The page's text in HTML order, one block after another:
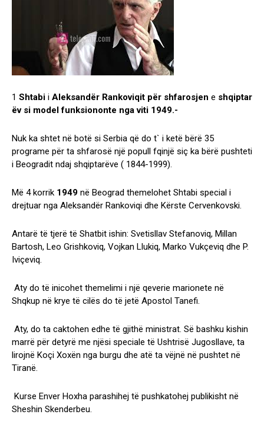
1 Shtabi i Aleksandër Rankoviqit për shfarosjen e shqiptar
ëv si model funksiononte nga viti 1949.-
Nuk ka shtet në botë si Serbia që do t` i ketë bërë 35
programe për ta shfarosë një popull fqinjë siç ka bërë pushteti
i Beogradit ndaj shqiptarëve ( 1844-1999).
Më 4 korrik 1949 në Beograd themelohet Shtabi special i
drejtuar nga Aleksandër Rankoviqi dhe Kërste Cervenkovski.
Antarë të tjerë të Shatbit ishin: Svetisllav Stefanoviq, Millan
Bartosh, Leo Grishkoviq, Vojkan Llukiq, Marko Vukçeviq dhe P.
Iviçeviq.
Aty do të inicohet themelimi i një qeverie marionete në
Shqkup në krye të cilës do të jetë Apostol Tanefi.
Aty, do ta caktohen edhe të gjithë ministrat. Së bashku kishin
marrë për detyrë me njësi speciale të Ushtrisë Jugosllave, ta
lirojnë Koçi Xoxën nga burgu dhe atë ta vëjnë në pushtet në
Tiranë.
Kurse Enver Hoxha parashihej të pushkatohej publikisht në
Sheshin Skenderbeu.